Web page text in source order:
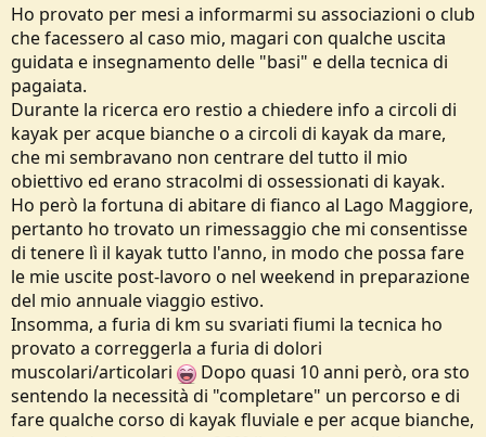
Ho provato per mesi a informarmi su associazioni o club
che facessero al caso mio, magari con qualche uscita
guidata e insegnamento delle "basi" e della tecnica di
pagaiata.
Durante la ricerca ero restio a chiedere info a circoli di
kayak per acque bianche o a circoli di kayak da mare,
che mi sembravano non centrare del tutto il mio
obiettivo ed erano stracolmi di ossessionati di kayak.
Ho però la fortuna di abitare di fianco al Lago Maggiore,
pertanto ho trovato un rimessaggio che mi consentisse
di tenere lì il kayak tutto l'anno, in modo che possa fare
le mie uscite post-lavoro o nel weekend in preparazione
del mio annuale viaggio estivo.
Insomma, a furia di km su svariati fiumi la tecnica ho
provato a correggerla a furia di dolori
muscolari/articolari
Dopo quasi 10 anni però, ora sto
sentendo la necessità di "completare" un percorso e di
fare qualche corso di kayak fluviale e per acque bianche,